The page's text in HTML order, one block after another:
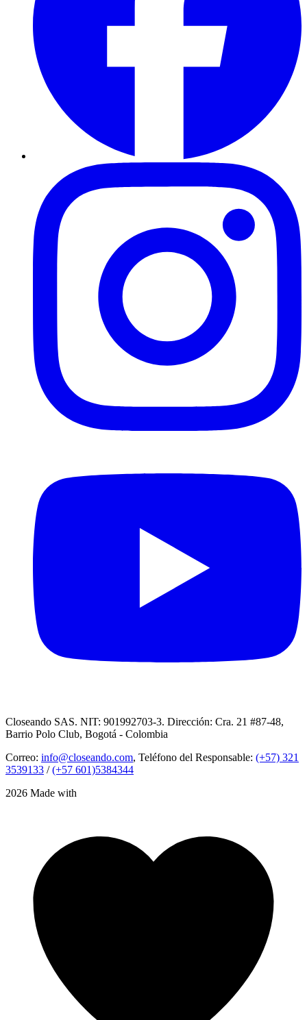
Closeando SAS. NIT: 901992703-3. Dirección: Cra. 21 #87-48,
Barrio Polo Club, Bogotá - Colombia
Correo: info@closeando.com, Teléfono del Responsable: (+57) 321
3539133 /(+57 601)5384344
2026 Made with